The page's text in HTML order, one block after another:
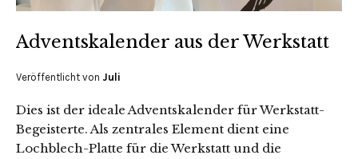
Adventskalender aus der Werkstatt
Veröffentlicht von Juli
Dies ist der ideale Adventskalender für Werkstatt-
Begeisterte. Als zentrales Element dient eine
Lochblech-Platte für die Werkstatt und die